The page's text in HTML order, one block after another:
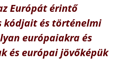
Európát érintő
kódjait és történelmi
európaiakra és
és európai jövőképük